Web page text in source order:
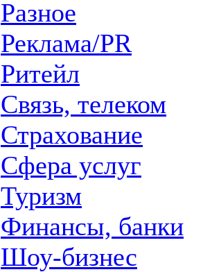
Разное
Реклама/PR
Ритейл
Связь, телеком
Страхование
Сфера услуг
Туризм
Финансы, банки
Шоу-бизнес